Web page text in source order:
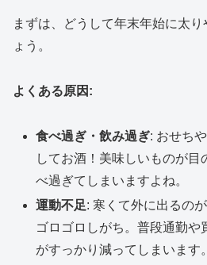
まずは、どうして年末年始に太
ょう。
よくある原因:
食べ過ぎ・飲み過ぎ: おせち
してお酒！美味しいものが目
べ過ぎてしまいますよね。
運動不足: 寒くて外に出るの
ゴロゴロしがち。普段通勤や
がすっかり減ってしまいます。